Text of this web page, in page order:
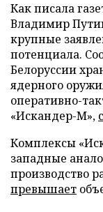
Как писала
Владимир
крупные
потенциала.
Белоруссии
ядерного
оперативно-
«Искандер-М»,
Комплексы
западные
производство
превышает